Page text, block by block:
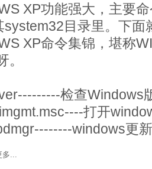
XP功能强大，主要
system32目录里。下
XP命令集锦，堪称
。
检查Windows
打开
windows更
多...